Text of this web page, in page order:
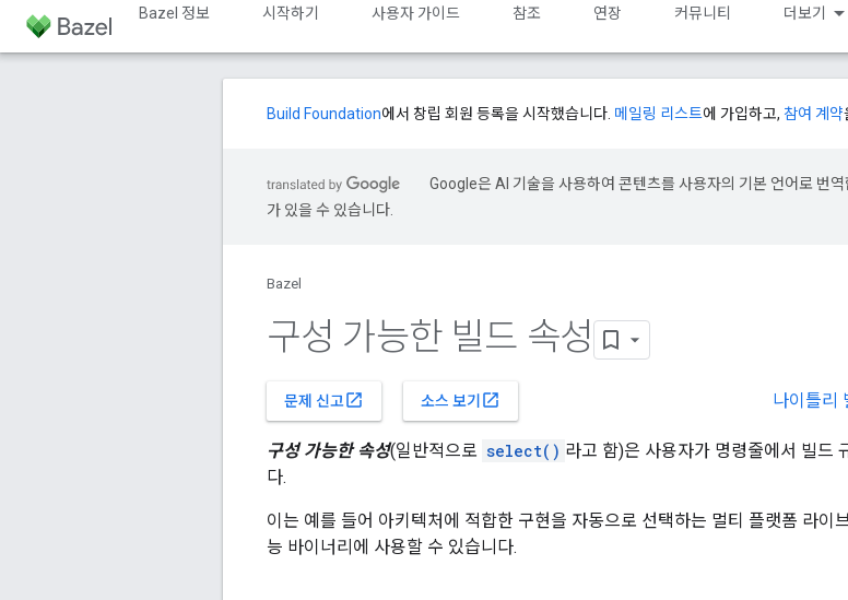
Bazel 정보 시작하기 사용자 가이드 참조 연장 커뮤니티 더보기
Build Foundation에서 창립 회원 등록을 시작했습니다. 메일링 리스트에 가입하고, 참여 계약
Google은 AI 기술을 사용하여 콘텐츠를 사용자의 기본 언어로 번
가 있을 수 있습니다.
Bazel
구성 가능한 빌드 속성
문제 신고open_in_new 소스 보기 open_in_new 나이틀리
구성 가능한 속성(일반적으로 select() 라고 함)은 사용자가 명령줄에서 빌드
다.
이는 예를 들어 아키텍처에 적합한 구현을 자동으로 선택하는 멀티 플랫폼 라이
능 바이너리에 사용할 수 있습니다.